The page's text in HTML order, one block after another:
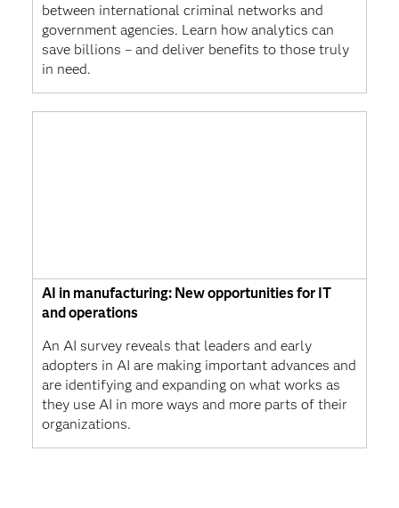
between international criminal networks and
government agencies. Learn how analytics can
save billions – and deliver benefits to those truly
in need.
AI in manufacturing: New opportunities for IT
and operations
An AI survey reveals that leaders and early
adopters in AI are making important advances and
are identifying and expanding on what works as
they use AI in more ways and more parts of their
organizations.